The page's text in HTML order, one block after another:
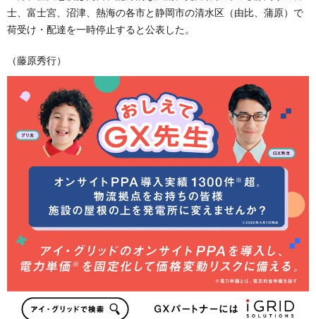
士、富士宮、沼津、熱海の各市と静岡市の清水区（由比、蒲原）で
荷受け・配達を一時停止すると公表した。
（藤原秀行）